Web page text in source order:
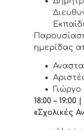
ημερίδας
18:00 – 19:00
«Σχολικές